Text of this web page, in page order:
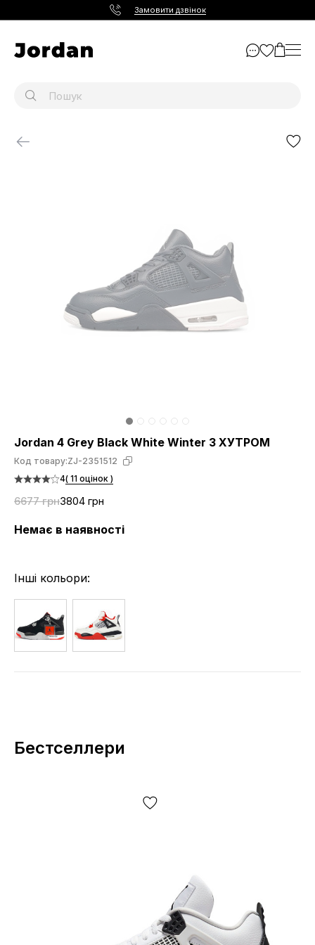
Замовити дзвінок
Jordan 4 Grey Black White Winter З ХУТРОМ
Код товару:ZJ-2351512
4( 11 оцінок )
6677 грн3804 грн
Немає в наявності
Інші кольори:
Бестселлери